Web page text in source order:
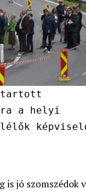
a helyi
is jó